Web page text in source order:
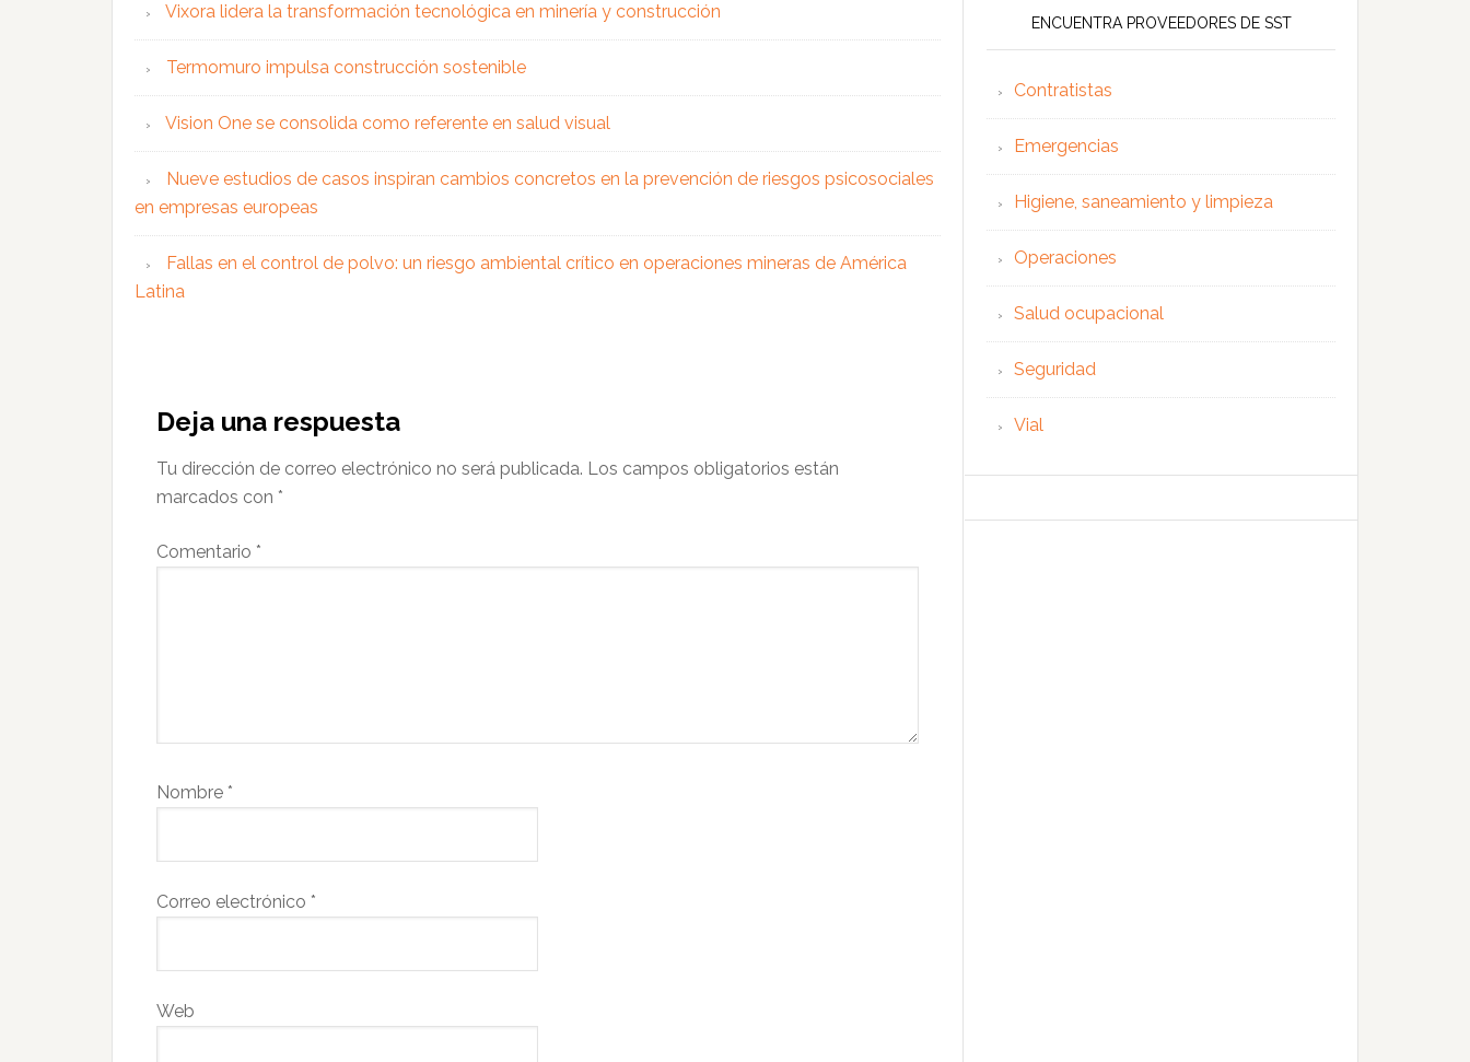
Vixora lidera la transformación tecnológica en minería y construcción
Termomuro impulsa construcción sostenible
Vision One se consolida como referente en salud visual
Nueve estudios de casos inspiran cambios concretos en la prevención de riesgos psicosociales
en empresas europeas
Fallas en el control de polvo: un riesgo ambiental crítico en operaciones mineras de América
Latina
con
lectores
Deja una respuesta
Tu dirección de correo electrónico no será publicada. Los campos obligatorios están
marcados con *
Comentario *
Nombre *
Correo electrónico *
Web
ENCUENTRA PROVEEDORES DE SST
Contratistas
Emergencias
Higiene, saneamiento y limpieza
Operaciones
Salud ocupacional
Seguridad
Vial